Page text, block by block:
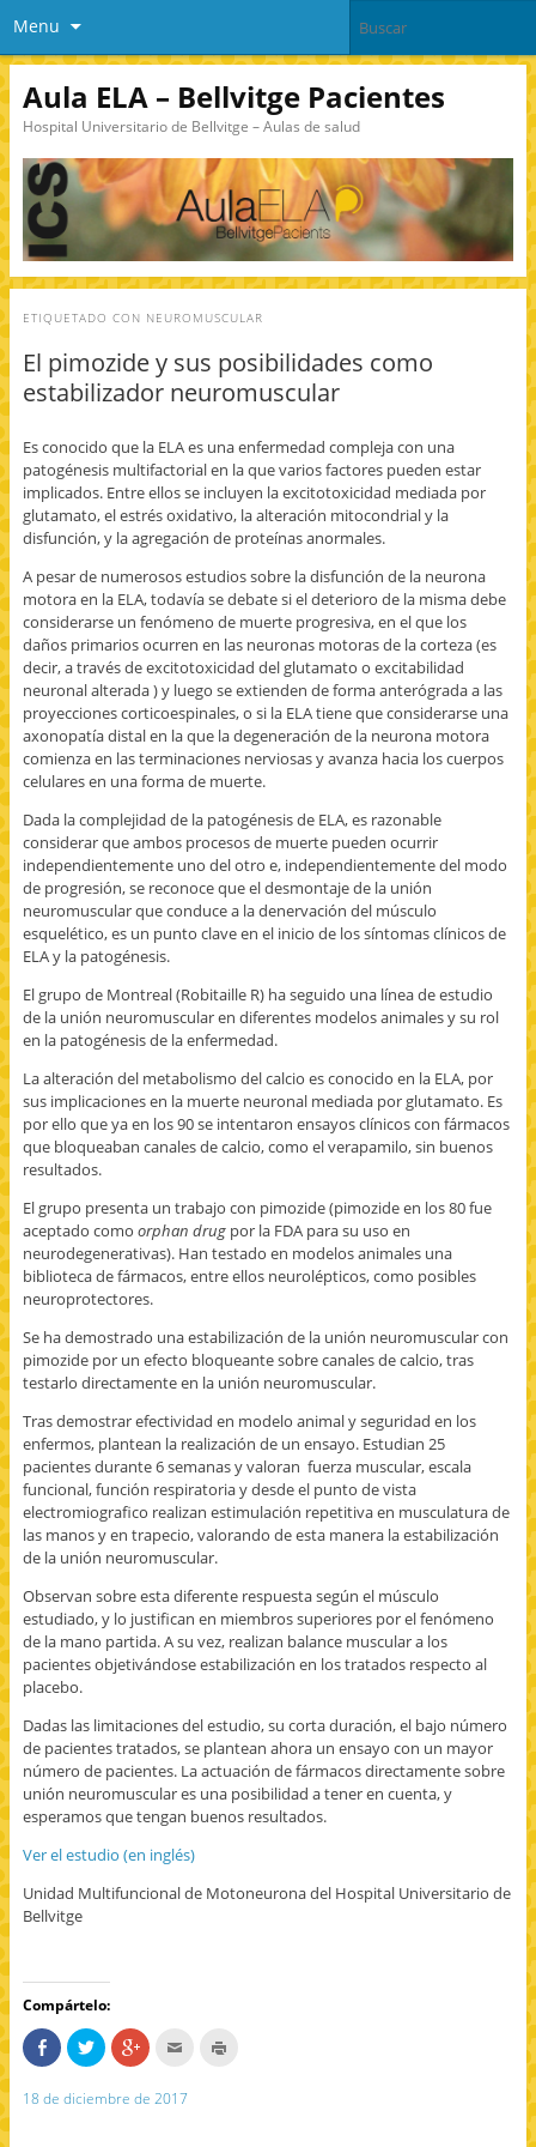
Menu
Aula ELA – Bellvitge Pacientes
Hospital Universitario de Bellvitge – Aulas de salud
ETIQUETADO CON NEUROMUSCULAR
El pimozide y sus posibilidades como
estabilizador neuromuscular
Es conocido que la ELA es una enfermedad compleja con una
patogénesis multifactorial en la que varios factores pueden estar
implicados. Entre ellos se incluyen la excitotoxicidad mediada por
glutamato, el estrés oxidativo, la alteración mitocondrial y la
disfunción, y la agregación de proteínas anormales.
A pesar de numerosos estudios sobre la disfunción de la neurona
motora en la ELA, todavía se debate si el deterioro de la misma debe
considerarse un fenómeno de muerte progresiva, en el que los
daños primarios ocurren en las neuronas motoras de la corteza (es
decir, a través de excitotoxicidad del glutamato o excitabilidad
neuronal alterada ) y luego se extienden de forma anterógrada a las
proyecciones corticoespinales, o si la ELA tiene que considerarse una
axonopatía distal en la que la degeneración de la neurona motora
comienza en las terminaciones nerviosas y avanza hacia los cuerpos
celulares en una forma de muerte.
Dada la complejidad de la patogénesis de ELA, es razonable
considerar que ambos procesos de muerte pueden ocurrir
independientemente uno del otro e, independientemente del modo
de progresión, se reconoce que el desmontaje de la unión
neuromuscular que conduce a la denervación del músculo
esquelético, es un punto clave en el inicio de los síntomas clínicos de
ELA y la patogénesis.
El grupo de Montreal (Robitaille R) ha seguido una línea de estudio
de la unión neuromuscular en diferentes modelos animales y su rol
en la patogénesis de la enfermedad.
La alteración del metabolismo del calcio es conocido en la ELA, por
sus implicaciones en la muerte neuronal mediada por glutamato. Es
por ello que ya en los 90 se intentaron ensayos clínicos con fármacos
que bloqueaban canales de calcio, como el verapamilo, sin buenos
resultados.
El grupo presenta un trabajo con pimozide (pimozide en los 80 fue
aceptado como orphan drugpor la FDA para su uso en
neurodegenerativas). Han testado en modelos animales una
biblioteca de fármacos, entre ellos neurolépticos, como posibles
neuroprotectores.
Se ha demostrado una estabilización de la unión neuromuscular con
pimozide por un efecto bloqueante sobre canales de calcio, tras
testarlo directamente en la unión neuromuscular.
Tras demostrar efectividad en modelo animal y seguridad en los
enfermos, plantean la realización de un ensayo. Estudian 25
pacientes durante 6 semanas y valoran fuerza muscular, escala
funcional, función respiratoria y desde el punto de vista
electromiografico realizan estimulación repetitiva en musculatura de
las manos y en trapecio, valorando de esta manera la estabilización
de la unión neuromuscular.
Observan sobre esta diferente respuesta según el músculo
estudiado, y lo justifican en miembros superiores por el fenómeno
de la mano partida. A su vez, realizan balance muscular a los
pacientes objetivándose estabilización en los tratados respecto al
placebo.
Dadas las limitaciones del estudio, su corta duración, el bajo número
de pacientes tratados, se plantean ahora un ensayo con un mayor
número de pacientes. La actuación de fármacos directamente sobre
unión neuromuscular es una posibilidad a tener en cuenta, y
esperamos que tengan buenos resultados.
Ver el estudio (en inglés)
Unidad Multifuncional de Motoneurona del Hospital Universitario de
Bellvitge
Compártelo:
C
o
a
H
a
l
H
a
l l
18 de diciembre de 2017